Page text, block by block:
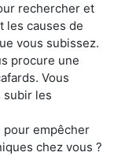
rechercher et
les causes de
vous subissez.
procure une
Vous
subir les
pour empêcher
chez vous ?